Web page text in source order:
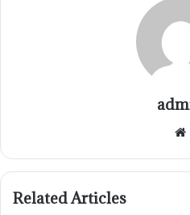
Related Articles